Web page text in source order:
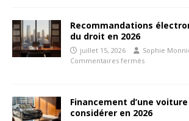
Recommandations
du droit en 2026
juillet 15, 2026
Sophie
Commentaires fermés
Financement d’une
considérer en 2026